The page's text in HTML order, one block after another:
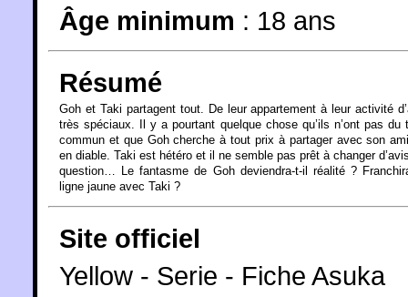
Âge minimum : 18 ans
Résumé
Goh et Taki partagent tout. De leur appartement à leur activité
très spéciaux. Il y a pourtant quelque chose qu’ils n’ont pas du
commun et que Goh cherche à tout prix à partager avec son
en diable. Taki est hétéro et il ne semble pas prêt à changer
question… Le fantasme de Goh deviendra-t-il réalité ?
ligne jaune avec Taki ?
Site officiel
Yellow - Serie - Fiche Asuka